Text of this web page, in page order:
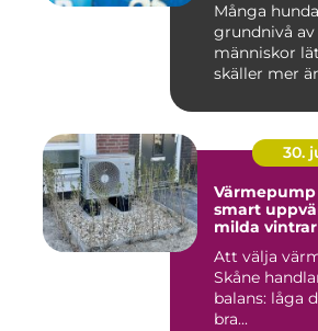
Många
grundnivå
människor
skäller mer
30.
Värmepump
smart
milda vintrar
Att välja
Skåne
balans: låga
bra...